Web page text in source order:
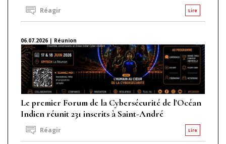
Lire
Réagir
06.07.2026 | Réunion
Le premier Forum de la Cybersécurité de l'Océan
Indien réunit 231 inscrits à Saint-André
Lire
Réagir